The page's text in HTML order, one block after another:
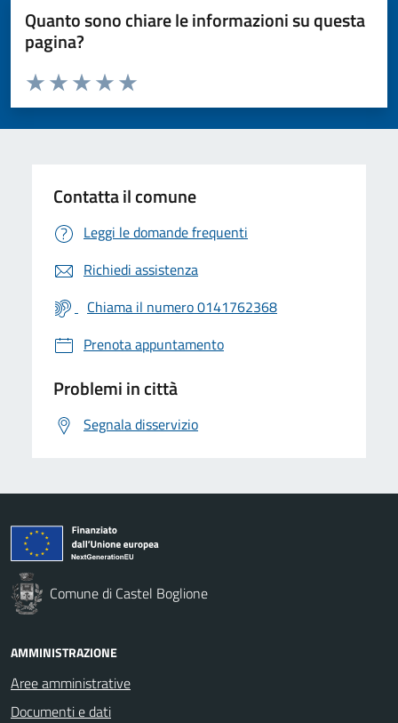
Quanto sono chiare le informazioni su questa
pagina?
Valuta da 1 a 5 stelle la pagina
Valuta 5 stelle su 5
Valuta 4 stelle su 5
Valuta 3 stelle su 5
Valuta 2 stelle su 5
Valuta 1 stelle su 5
Contatta il comune
Leggi le domande frequenti
Richiedi assistenza
Chiama il numero 0141762368
Prenota appuntamento
Problemi in città
Segnala disservizio
Comune di Castel Boglione
AMMINISTRAZIONE
Aree amministrative
Documenti e dati